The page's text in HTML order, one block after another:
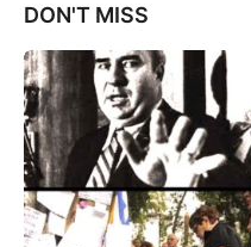
DON'T MISS